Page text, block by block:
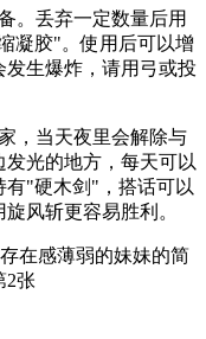
。丢弃一定数量后用
凝胶"。使用后可以增
生爆炸，请用弓或投
，当天夜里会解除与
光的地方，每天可以
有"硬木剑"，搭话可以
风斩更容易胜利。